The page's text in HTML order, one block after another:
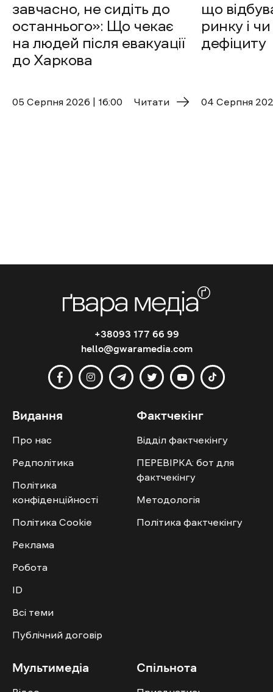
завчасно, не сидіть до
останнього»: Що чекає
на людей після евакуації
до Харкова
05 Cерпня 2026 | 16:00 Читати
що
ринку і
дефіциту
04 Cерпня
+38093 177 66 99
hello@gwaramedia.com
Видання
Про нас
Редполітика
Політика
конфіденційності
Політика Cookie
Реклама
Робота
ID
Всі теми
Публічний договір
Фактчекінг
Відділ фактчекінгу
ПЕРЕВІРКА: бот для
фактчекінгу
Методологія
Політика фактчекінгу
Мультимедіа Спільнота